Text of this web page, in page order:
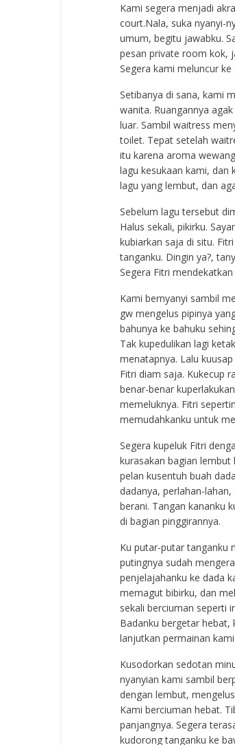
Kami segera menjadi
court.Nala, suka nyanyi-
umum, begitu jawabku.
pesan private room kok,
Segera kami meluncur
Setibanya di sana, kami
wanita. Ruangannya
luar. Sambil waitress
toilet. Tepat setelah
itu karena aroma
lagu kesukaan kami, dan
lagu yang lembut, dan
Sebelum lagu tersebut
Halus sekali, pikirku.
kubiarkan saja di situ.
tanganku. Dingin ya?,
Segera Fitri
Kami bernyanyi sambil
gw mengelus pipinya
bahunya ke bahuku
Tak kupedulikan lagi
menatapnya. Lalu
Fitri diam saja. Kukecup
benar-benar
memeluknya. Fitri
memudahkanku untuk
Segera kupeluk Fitri
kurasakan bagian
pelan kusentuh buah
dadanya, perlahan-
berani. Tangan kananku
di bagian pinggirannya.
Ku putar-putar tanganku
putingnya sudah
penjelajahanku ke dada
memagut bibirku, dan
sekali berciuman seperti
Badanku bergetar hebat,
lanjutkan permainan
Kusodorkan sedotan
nyanyian kami sambil
dengan lembut,
Kami berciuman hebat.
panjangnya. Segera
kudorong tanganku ke